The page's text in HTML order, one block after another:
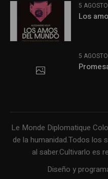
5
Los
5
Le Monde Diplomatique
de la humanidad.Todos los
al saber.Cultivarlo es
Diseño y